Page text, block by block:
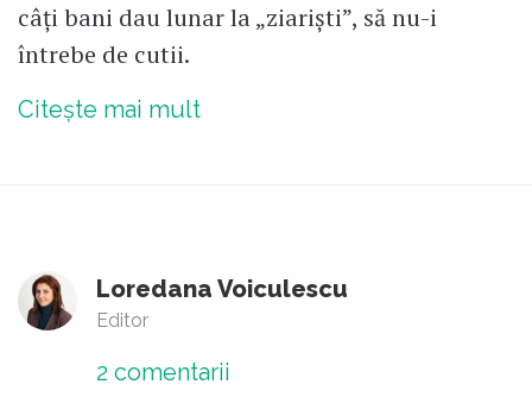
câți bani dau lunar la „ziariști”, să nu-i
întrebe de cutii.
Citește mai mult
Loredana Voiculescu
Editor
2 comentarii